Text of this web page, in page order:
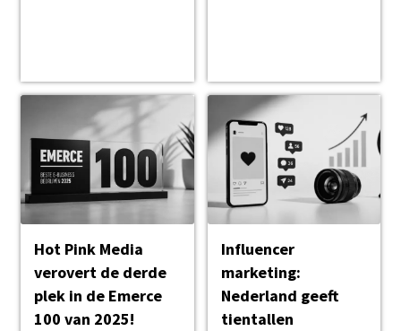
Hot Pink Media
verovert de derde
plek in de Emerce
100 van 2025!
Influencer
marketing:
Nederland geeft
tientallen